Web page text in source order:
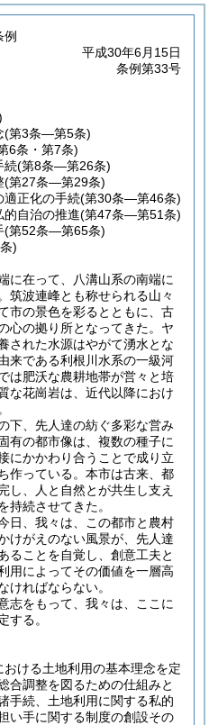
平成30年6月15日
条例第33号
(第3条―第5条)
6条・第7条)
続(第8条―第26条)
(第27条―第29条)
適正化の手続(第30条―第46条)
的自治の推進(第47条―第51条)
(第52条―第65条)
)
に在って、八溝山系の南端に
筑波連峰とも称せられる山々
市の景色を彩るとともに、古
心の拠り所となってきた。ヤ
された水源はやがて湧水とな
来である利根川水系の一級河
は肥沃な農耕地帯が営々と培
な花崗岩は、近代以降におけ
下、先人達の紡ぐ多彩な営み
有の都市像は、複数の種子に
にかかわり合うことで成り立
作っている。本市は古来、都
し、人と自然とが共生し支え
持続させてきた。
日、我々は、この都市と農村
けがえのない風景が、先人達
ることを自覚し、創意工夫と
用によってその価値を一層高
ければならない。
志をもって、我々は、ここに
する。
おける土地利用の基本理念を定
合調整を図るための仕組みと
手続、土地利用に関する私的
い手に関する制度の創設その